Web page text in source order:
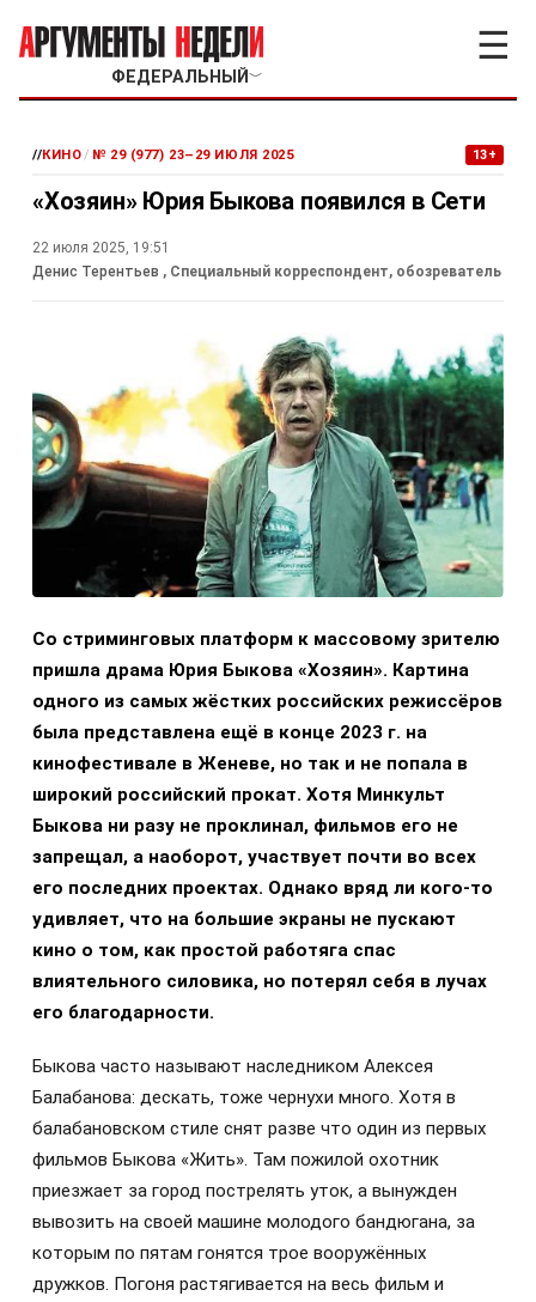
ФЕДЕРАЛЬНЫЙ ﹀
☰
//КИНО/ № 29 (977) 23–29 ИЮЛЯ 2025 13+
«Хозяин» Юрия Быкова появился в Сети
22 июля 2025, 19:51
Денис Терентьев , Специальный корреспондент, обозреватель
Со стриминговых платформ к массовому зрителю
пришла драма Юрия Быкова «Хозяин». Картина
одного из самых жёстких российских режиссёров
была представлена ещё в конце 2023 г. на
кинофестивале в Женеве, но так и не попала в
широкий российский прокат. Хотя Минкульт
Быкова ни разу не проклинал, фильмов его не
запрещал, а наоборот, участвует почти во всех
его последних проектах. Однако вряд ли кого-то
удивляет, что на большие экраны не пускают
кино о том, как простой работяга спас
влиятельного силовика, но потерял себя в лучах
его благодарности.
Быкова часто называют наследником Алексея
Балабанова: дескать, тоже чернухи много. Хотя в
балабановском стиле снят разве что один из первых
фильмов Быкова «Жить». Там пожилой охотник
приезжает за город пострелять уток, а вынужден
вывозить на своей машине молодого бандюгана, за
которым по пятам гонятся трое вооружённых
дружков. Погоня растягивается на весь фильм и